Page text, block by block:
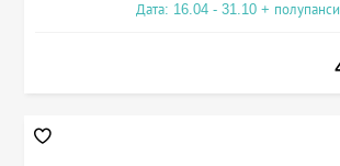
Дата: 16.04 - 31.10 +